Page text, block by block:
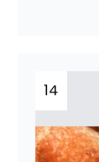
14